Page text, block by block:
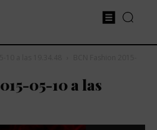
05-10 a las